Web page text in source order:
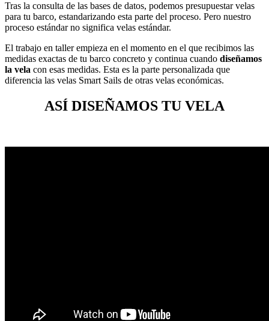
Tras la consulta de las bases de datos, podemos presupuestar velas
para tu barco, estandarizando esta parte del proceso. Pero nuestro
proceso estándar no significa velas estándar.
El trabajo en taller empieza en el momento en el que recibimos las
medidas exactas de tu barco concreto y continua cuando diseñamos
la vela con esas medidas. Esta es la parte personalizada que
diferencia las velas Smart Sails de otras velas económicas.
ASÍ DISEÑAMOS TU VELA